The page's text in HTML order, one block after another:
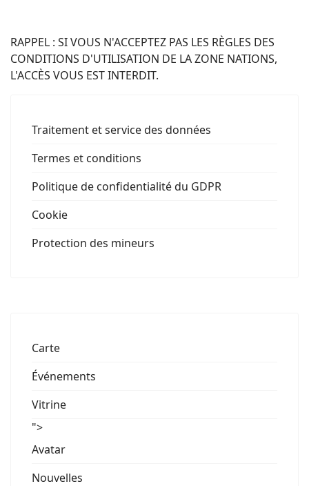
RAPPEL : SI VOUS N'ACCEPTEZ PAS LES RÈGLES DES
CONDITIONS D'UTILISATION DE LA ZONE NATIONS,
L'ACCÈS VOUS EST INTERDIT.
Traitement et service des données
Termes et conditions
Politique de confidentialité du GDPR
Cookie
Protection des mineurs
Carte
Événements
Vitrine
">
Avatar
Nouvelles